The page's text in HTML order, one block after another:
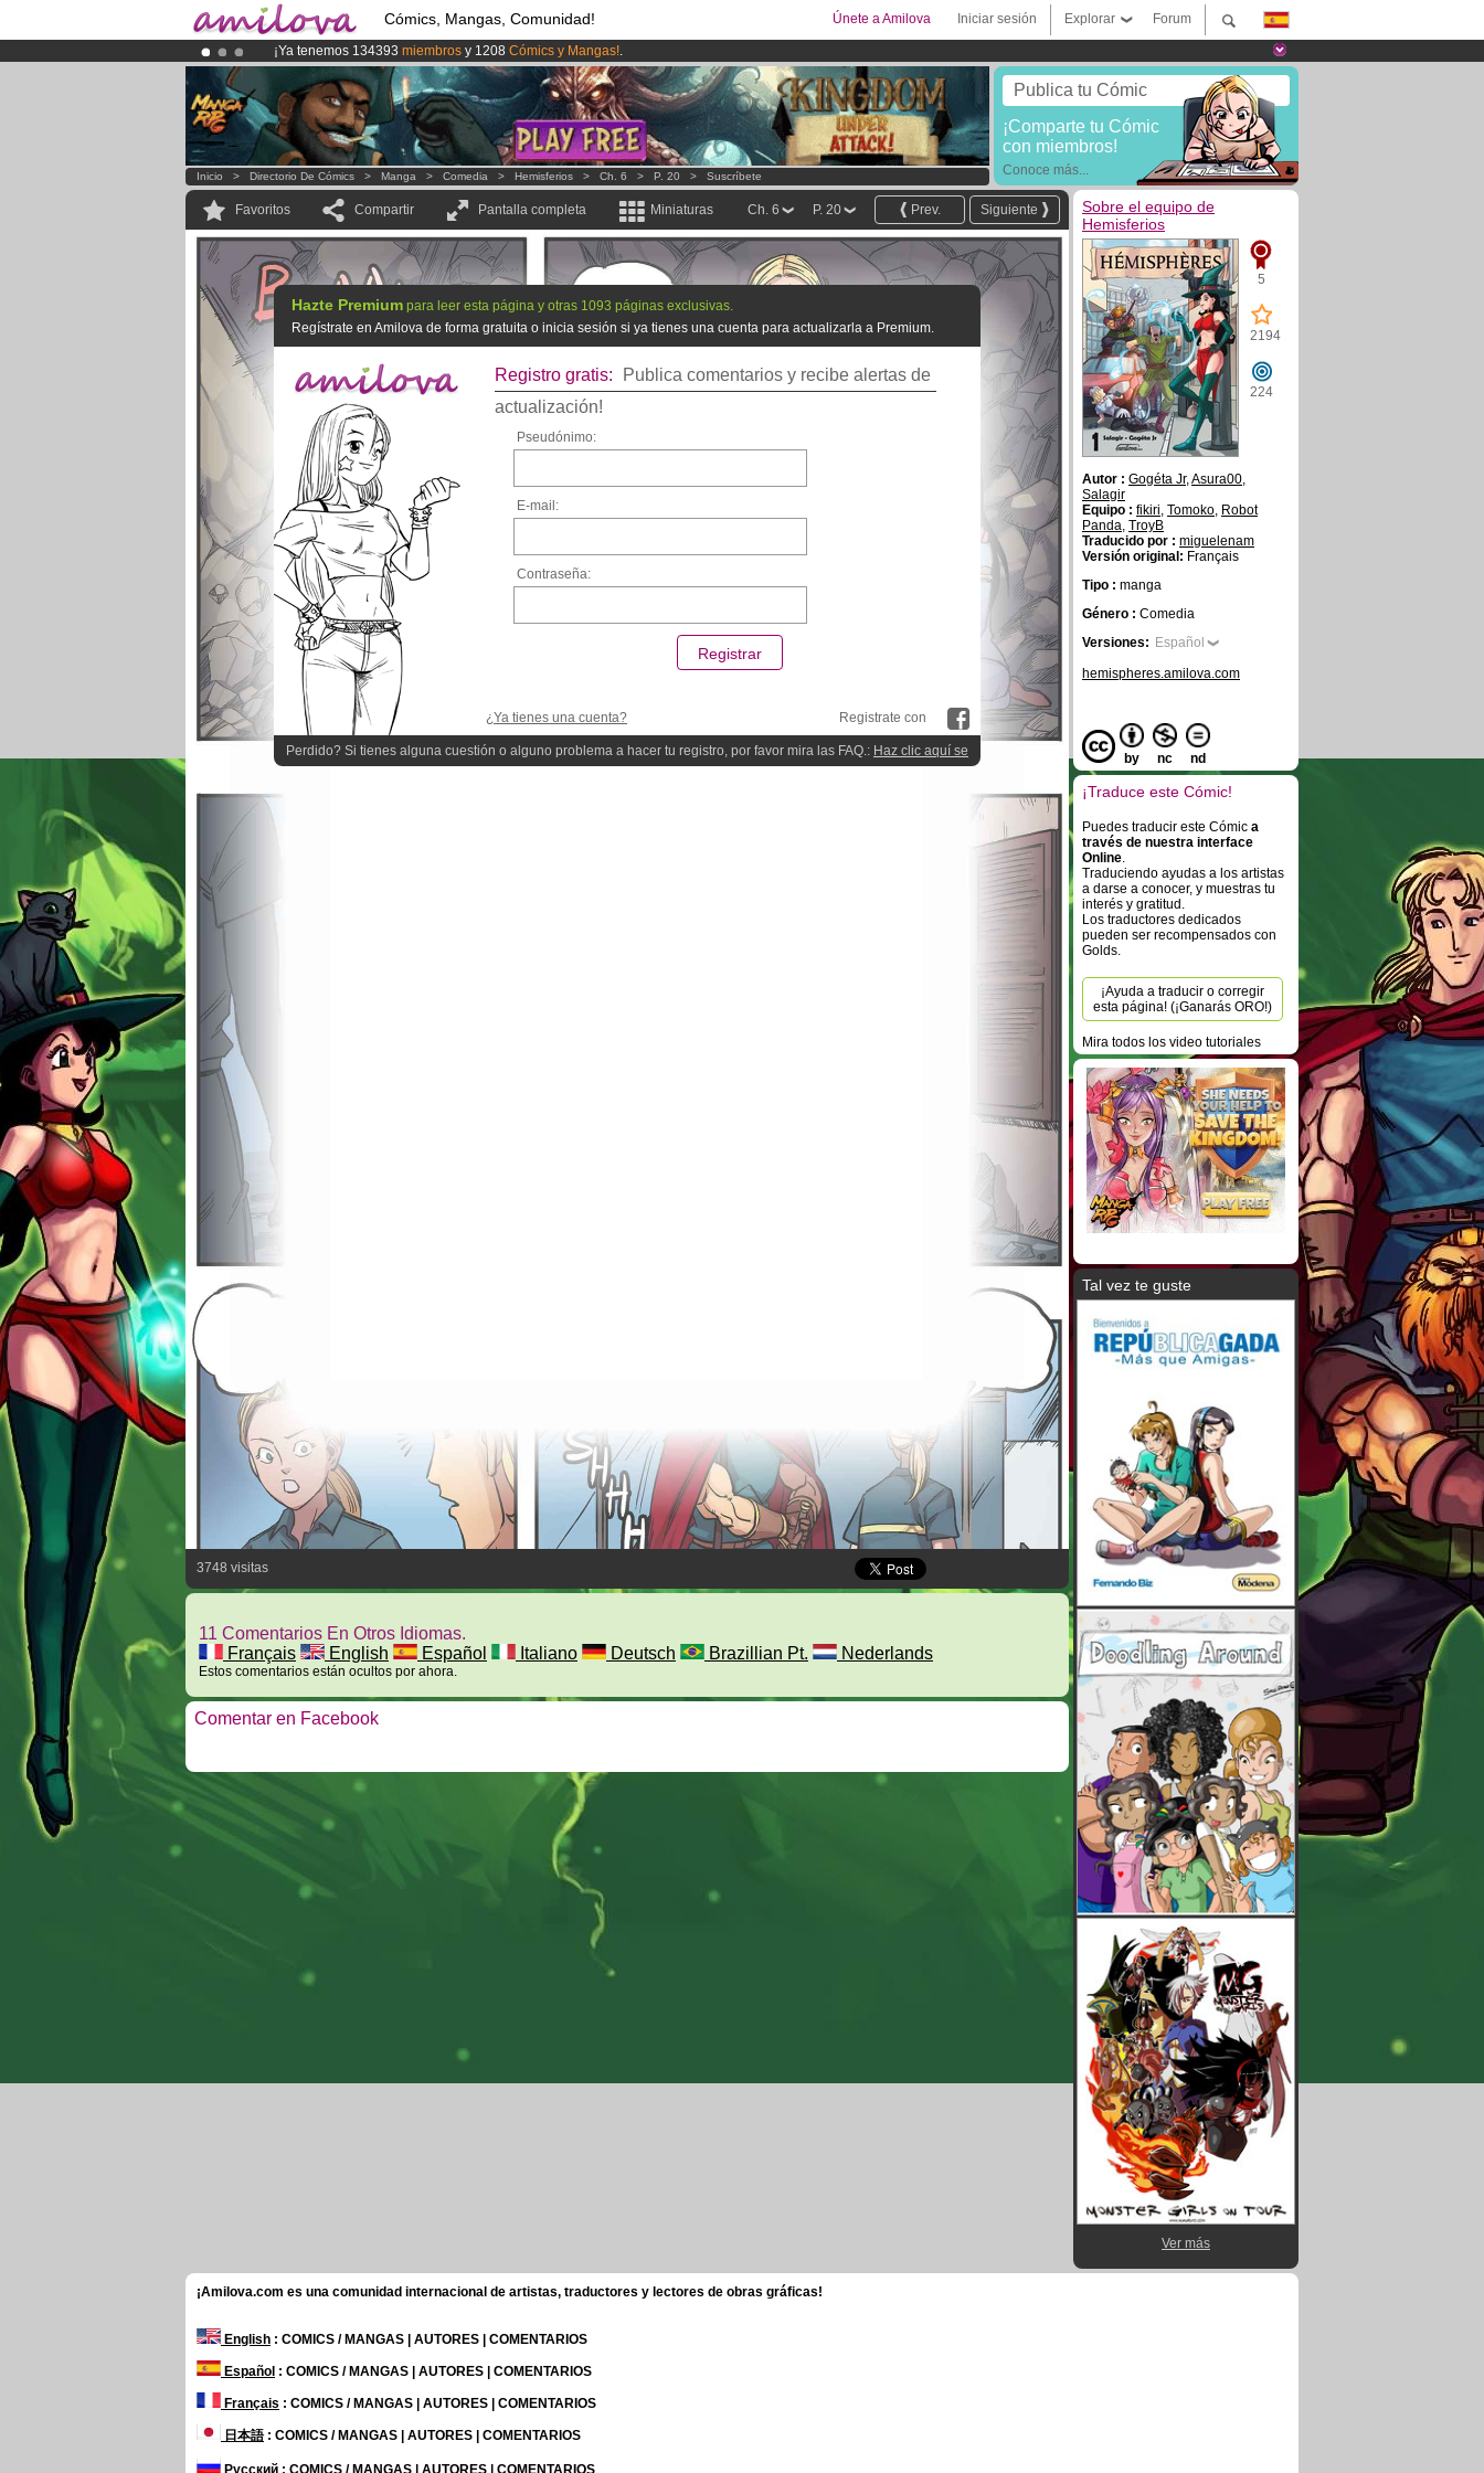
Cómics, Mangas, Comunidad! Forum
Explorar
Iniciar sesión
Únete a Amilova
¡Ya tenemos 134393 miembros y 1208 Cómics y Mangas!.
¡Conviertete en Premium por3.95 eurosal mes!Hazte Premium ya
El Kickstarter Amilova está desormado lanzado!.
Publica tu Cómic
¡Comparte tu Cómic
con miembros!
Conoce más...
Inicio > Directorio De Cómics > Manga > Comedia > Hemisferios > Ch. 6 > P. 20 > Suscríbete
Favoritos Compartir Pantalla completa Miniaturas Siguiente
Prev.
P. 20
Ch. 6
Hazte Premium para leer esta página y otras 1093 páginas exclusivas.
Regístrate en Amilova de forma gratuita o inicia sesión si ya tienes una cuenta para actualizarla a Premium.
Registro gratis:
Publica comentarios y recibe alertas de
actualización!
Pseudónimo:
E-mail:
Contraseña:
¿Ya tienes una cuenta? Registrate con
Perdido? Si tienes alguna cuestión o alguno problema a hacer tu registro, por favor mira las FAQ.: Haz clic aquí se
3748 visitas
11 Comentarios En Otros Idiomas.
Français
English Español Italiano Deutsch Brazillian Pt. Nederlands
Estos comentarios están ocultos por ahora.
Comentar en Facebook
Sobre el equipo de
Hemisferios
5
2194
224
Autor : Gogéta Jr,Asura00,
Salagir
Equipo : fikiri, Tomoko, Robot
Panda, TroyB
Traducido por : miguelenam
Versión original: Français
Tipo : manga
Género : Comedia
Versiones: Español
hemispheres.amilova.com
by nc nd
¡Traduce este Cómic!
Puedes traducir este Cómic a
través de nuestra interface
Online.
Traduciendo ayudas a los artistas
a darse a conocer, y muestras tu
interés y gratitud.
Los traductores dedicados
pueden ser recompensados con
Golds.
¡Ayuda a traducir o corregir
esta página! (¡Ganarás ORO!)
Mira todos los video tutoriales
Tal vez te guste
Ver más
¡Amilova.com es una comunidad internacional de artistas, traductores y lectores de obras gráficas!
English : COMICS / MANGAS | AUTORES | COMENTARIOS
Español : COMICS / MANGAS | AUTORES | COMENTARIOS
Français : COMICS / MANGAS | AUTORES | COMENTARIOS
日本語: COMICS / MANGAS | AUTORES | COMENTARIOS
Русский : COMICS / MANGAS | AUTORES | COMENTARIOS